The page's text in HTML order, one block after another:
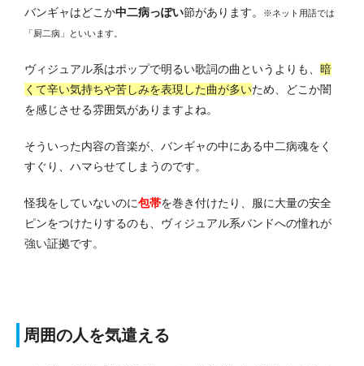
バンギャはどこか中二病っぽい節があります。 ※ネット用語では
「厨二病」といいます。
ヴィジュアル系はポップで明るい歌詞の曲というよりも、 暗
くて辛い気持ちや苦しみを表現した曲が多いため、どこか闇
を感じさせる雰囲気がありますよね。
そういった内容の音楽が、バンギャの中にある中二病魂をく
すぐり、ハマらせてしまうのです。
怪我をしていないのに包帯を巻き付けたり、服に大量の安全
ピンをつけたりするのも、ヴィジュアル系バンドへの憧れが
強い証拠です。
周囲の人を気遣える